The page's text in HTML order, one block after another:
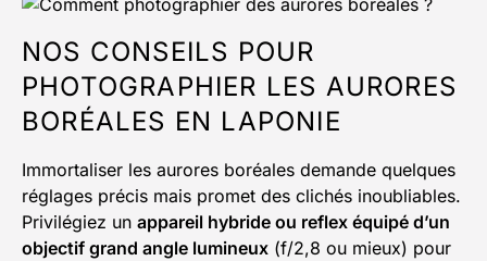
NOS CONSEILS POUR
PHOTOGRAPHIER LES AURORES
BORÉALES EN LAPONIE
Immortaliser les aurores boréales demande quelques
réglages précis mais promet des clichés inoubliables.
Privilégiez un appareil hybride ou reflex équipé d’un
objectif grand angle lumineux (f/2,8 ou mieux) pour